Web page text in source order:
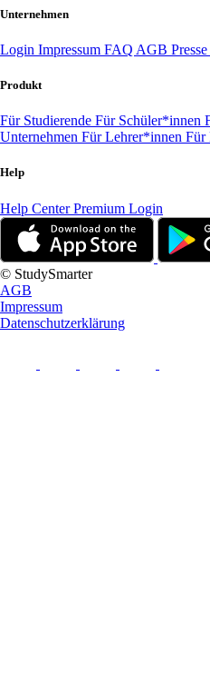
Unternehmen
Login Impressum FAQ AGB Presse
Produkt
Für Studierende Für Schüler*innen
Unternehmen Für Lehrer*innen Für
Help
Help CenterPremium Login
© StudySmarter
AGB
Impressum
Datenschutzerklärung